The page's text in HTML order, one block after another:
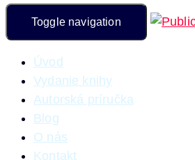
Toggle navigation
Úvod
Vydanie knihy
Autorská príručka
Blog
O nás
Kontakt